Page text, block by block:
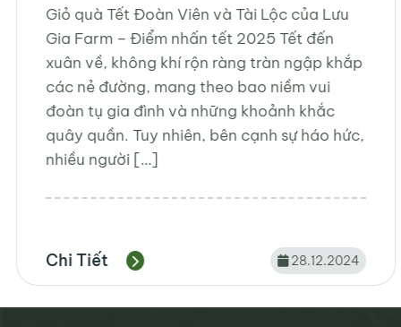
đến trà mộc, người yêu trà thường nghĩ
ngay đến sự thuần túy, mộc mạc và tự
nhiên. Đây là loại trà mang đậm nét truyền
thống, gắn bó với văn hóa trà Việt Nam từ
bao đời nay. Tuy nhiên, không phải ai cũng
[…]
Chi Tiết 12.12.2024